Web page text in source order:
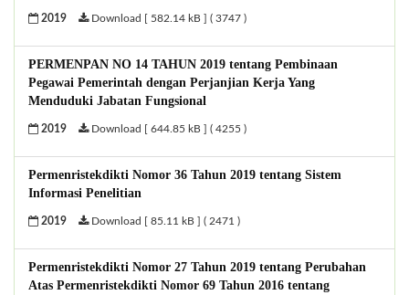
2019 Download [ 582.14 kB ] ( 3747 )
PERMENPAN NO 14 TAHUN 2019 tentang Pembinaan
Pegawai Pemerintah dengan Perjanjian Kerja Yang
Menduduki Jabatan Fungsional
2019 Download [ 644.85 kB ] ( 4255 )
Permenristekdikti Nomor 36 Tahun 2019 tentang Sistem
Informasi Penelitian
2019 Download [ 85.11 kB ] ( 2471 )
Permenristekdikti Nomor 27 Tahun 2019 tentang Perubahan
Atas Permenristekdikti Nomor 69 Tahun 2016 tentang